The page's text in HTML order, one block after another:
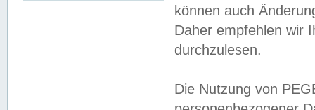
können auch
Daher empfehlen wir
durchzulesen.
Die Nutzung von